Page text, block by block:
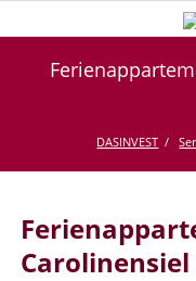
DASINVEST